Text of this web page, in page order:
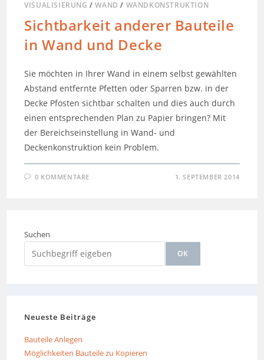
VISUALISIERUNG /WAND / WANDKONSTRUKTION
Sichtbarkeit anderer Bauteile
in Wand und Decke
Sie möchten in Ihrer Wand in einem selbst gewählten
Abstand entfernte Pfetten oder Sparren bzw. in der
Decke Pfosten sichtbar schalten und dies auch durch
einen entsprechenden Plan zu Papier bringen? Mit
der Bereichseinstellung in Wand- und
Deckenkonstruktion kein Problem.
0 KOMMENTARE 1. SEPTEMBER 2014
Suchen
OK
Neueste Beiträge
Bauteile Anlegen
Möglichkeiten Bauteile zu Kopieren